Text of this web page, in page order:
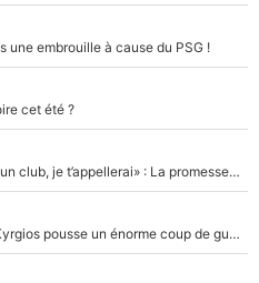
une embrouille à cause du PSG !
cet été ?
Mercato - OM - «Dès que je prends un club, je t’appellerai» : La promesse de Marcelino au moment de claquer la porte
Victime de racisme contre Murray, Kyrgios pousse un énorme coup de gueule !